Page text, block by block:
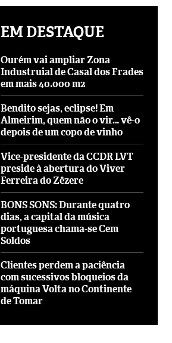
EM DESTAQUE
Ourém vai ampliar Zona
Industruial de Casal dos Frades
em mais 40.000 m2
Bendito sejas, eclipse! Em
Almeirim, quem não o vir… vê-o
depois de um copo de vinho
Vice-presidente da CCDR LVT
preside à abertura do Viver
Ferreira do Zêzere
BONS SONS: Durante quatro
dias, a capital da música
portuguesa chama-se Cem
Soldos
Clientes perdem a paciência
com sucessivos bloqueios da
máquina Volta no Continente
de Tomar